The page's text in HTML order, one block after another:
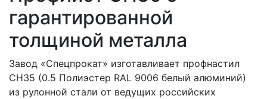
гарантированной
толщиной металла
Завод «Спецпрокат» изготавливает профнастил
СН35 (0.5 Полиэстер RAL 9006 белый алюминий)
из рулонной стали от ведущих российских